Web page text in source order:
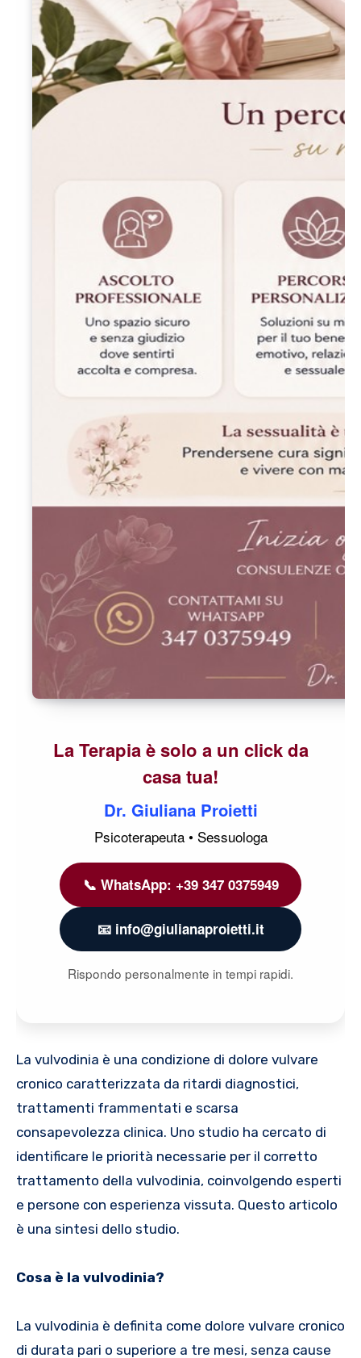
La Terapia è solo a un click da
casa tua!
Dr. Giuliana Proietti
Psicoterapeuta • Sessuologa
📞 WhatsApp: +39 347 0375949
📧 info@giulianaproietti.it
Rispondo personalmente in tempi rapidi.
La vulvodinia è una condizione di dolore vulvare
cronico caratterizzata da ritardi diagnostici,
trattamenti frammentati e scarsa
consapevolezza clinica. Uno studio ha cercato di
identificare le priorità necessarie per il corretto
trattamento della vulvodinia, coinvolgendo esperti
e persone con esperienza vissuta. Questo articolo
è una sintesi dello studio.
Cosa è la vulvodinia?
La vulvodinia è definita come dolore vulvare cronico
di durata pari o superiore a tre mesi, senza cause